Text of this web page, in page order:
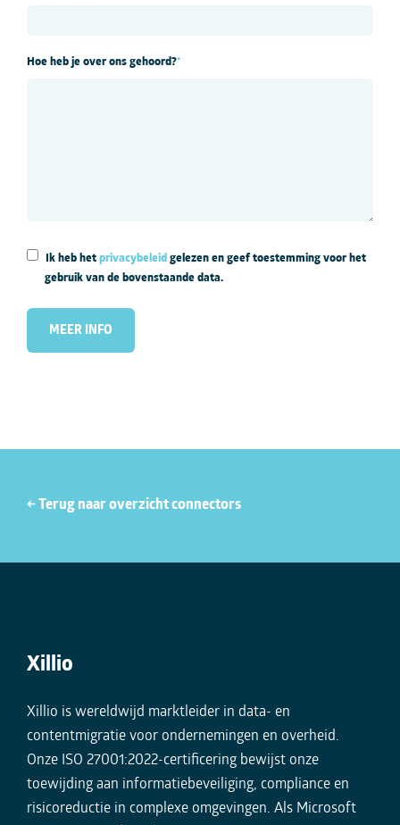
Hoe heb je over ons gehoord?*
Ik heb het privacybeleid gelezen en geef toestemming voor het
gebruik van de bovenstaande data.
← Terug naar overzicht connectors
Xillio
Xillio is wereldwijd marktleider in data- en
contentmigratie voor ondernemingen en overheid.
Onze ISO 27001:2022-certificering bewijst onze
toewijding aan informatiebeveiliging, compliance en
risicoreductie in complexe omgevingen. Als Microsoft